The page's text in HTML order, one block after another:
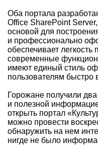
Оба портала
Office SharePoint
основой для
и профессионально
обеспечивает легкость
современные
имеют единый стиль
пользователям быстро
Горожане получили
и полезной
открыть портал
можно провести
обнаружить на нем
нигде не было